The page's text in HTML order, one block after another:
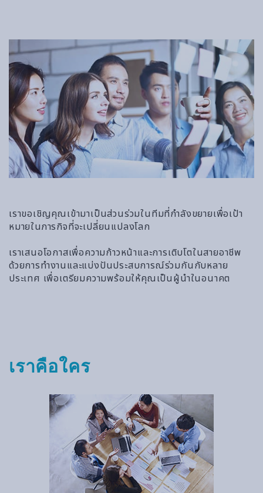
เราขอเชิญคุณเข้ามาเป็นส่วนร่วมในทีมที่กำลังขยายเพื่อเป้า
หมายในภารกิจที่จะเปลี่ยนแปลงโลก
เราเสนอโอกาสเพื่อความก้าวหน้าและการเติบโตในสายอาชีพ
ด้วยการทำงานและแบ่งปันประสบการณ์ร่วมกันกับหลาย
ประเทศ เพื่อเตรียมความพร้อมให้คุณเป็นผู้นำในอนาคต
เราคือใคร